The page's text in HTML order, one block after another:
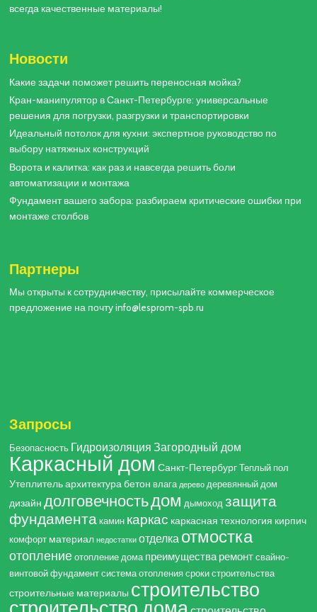
всегда качественные материалы!
Новости
Какие задачи поможет решить переносная мойка?
Кран-манипулятор в Санкт-Петербурге: универсальные
решения для погрузки, разгрузки и транспортировки
Идеальный потолок для кухни: экспертное руководство по
выбору натяжных конструкций
Ворота и калитка: как раз и навсегда решить боли
автоматизации и монтажа
Фундамент вашего забора: разбираем критические ошибки при
монтаже столбов
Партнеры
Мы открыты к сотрудничеству, присылайте коммерческое
предложение на почту info@lesprom-spb.ru
Запросы
Безопасность Гидроизоляция Загородный дом
Каркасный дом Санкт-Петербург Теплый пол
Утеплительархитектурабетон влага дерево деревянный дом
дизайн долговечностьдом дымоход защита
фундамента камин каркас каркасная технология кирпич
комфорт материал недостатки отделка отмостка
отопление отопление дома преимуществаремонт свайно-
винтовой фундамент система отопления сроки строительства
строительные материалы строительство